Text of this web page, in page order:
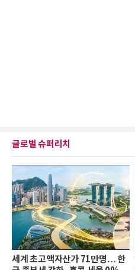
글로벌 슈퍼리치
세계 초고액자산가 71만명… 한